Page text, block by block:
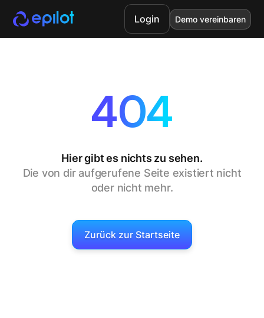
Login Demo vereinbaren
404
Hier gibt es nichts zu sehen.
Die von dir aufgerufene Seite existiert nicht
oder nicht mehr.
Zurück zur Startseite